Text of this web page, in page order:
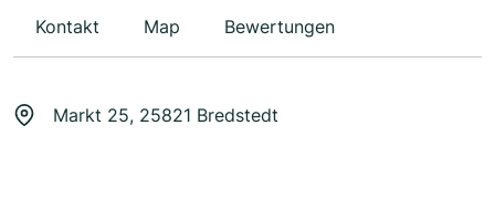
Kontakt Map Bewertungen
Markt 25, 25821 Bredstedt